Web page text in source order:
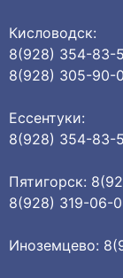
Кисловодск:
8(928) 354-83-
8(928) 305-90-
Ессентуки:
8(928) 354-83-
Пятигорск:
8(928) 319-06-
Иноземцево: